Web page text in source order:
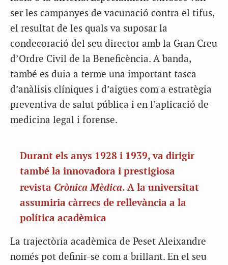
ser les campanyes de vacunació contra el tifus,
el resultat de les quals va suposar la
condecoració del seu director amb la Gran Creu
d’Ordre Civil de la Beneficència. A banda,
també es duia a terme una important tasca
d’anàlisis clíniques i d’aigües com a estratègia
preventiva de salut pública i en l’aplicació de
medicina legal i forense.
Durant els anys 1928 i 1939, va dirigir
també la innovadora i prestigiosa
revista Crònica Mèdica. A la universitat
assumiria càrrecs de rellevància a la
política acadèmica
La trajectòria acadèmica de Peset Aleixandre
només pot definir-se com a brillant. En el seu